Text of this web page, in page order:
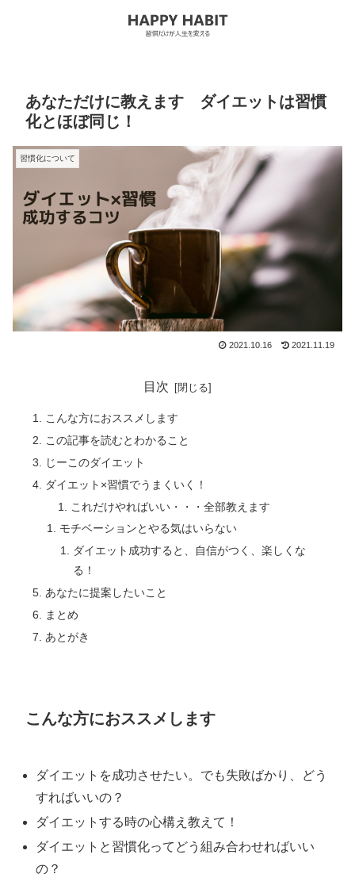
あなただけに教えます ダイエットは習慣
化とほぼ同じ！
習慣化について
2021.10.16 2021.11.19
目次
こんな方におススメします
この記事を読むとわかること
じーこのダイエット
ダイエット×習慣でうまくいく！
これだけやればいい・・・全部教えます
モチベーションとやる気はいらない
ダイエット成功すると、自信がつく、楽しくな
る！
あなたに提案したいこと
まとめ
あとがき
こんな方におススメします
ダイエットを成功させたい。でも失敗ばかり、どう
すればいいの？
ダイエットする時の心構え教えて！
ダイエットと習慣化ってどう組み合わせればいい
の？